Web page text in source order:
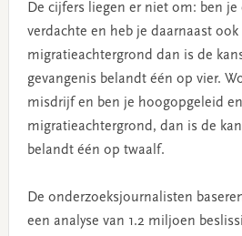
De cijfers liegen er niet om: ben
verdachte en heb je daarnaast ook
migratieachtergrond dan is de
gevangenis belandt één op vier.
misdrijf en ben je hoogopgeleid
migratieachtergrond, dan is de
belandt één op twaalf.
De onderzoeksjournalisten
een analyse van 1.2 miljoen